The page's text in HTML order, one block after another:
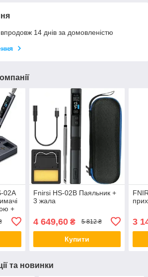
14 днів за домовленістю
02A
+
Fnirsi HS-02B Паяльник +
3 жала
4 649,60₴ 5 812 ₴
Купити
3
та новинки